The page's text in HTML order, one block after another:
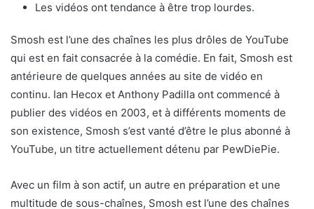
Les vidéos ont tendance à être trop lourdes.
Smosh est l’une des chaînes les plus drôles de YouTube
qui est en fait consacrée à la comédie. En fait, Smosh est
antérieure de quelques années au site de vidéo en
continu. Ian Hecox et Anthony Padilla ont commencé à
publier des vidéos en 2003, et à différents moments de
son existence, Smosh s’est vanté d’être le plus abonné à
YouTube, un titre actuellement détenu par PewDiePie.
Avec un film à son actif, un autre en préparation et une
multitude de sous-chaînes, Smosh est l’une des chaînes